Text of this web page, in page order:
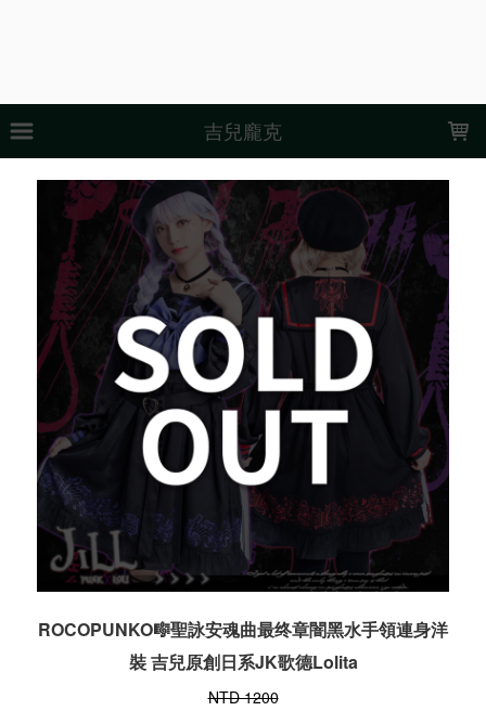
吉兒龐克
ROCOPUNKO🎼聖詠安魂曲最终章闇黑水手領連身洋
裝 吉兒原創日系JK歌德Lolita
NTD 1200